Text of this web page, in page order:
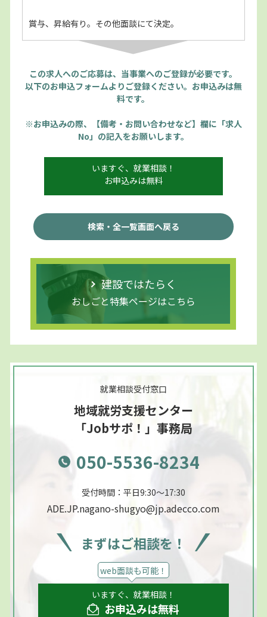
賞与、昇給有り。その他面談にて決定。
この求人へのご応募は、当事業へのご登録が必要です。
以下のお申込フォームよりご登録ください。お申込みは無
料です。
※お申込みの際、【備考・お問い合わせなど】欄に「求人
No」の記入をお願いします。
いますぐ、就業相談！
お申込みは無料
検索・全一覧画面へ戻る
建設ではたらく
おしごと特集ページはこちら
就業相談受付窓口
地域就労支援センター
「Jobサポ！」事務局
050-5536-8234
受付時間：平日9:30～17:30
ADE.JP.nagano-shugyo@jp.adecco.com
まずはご相談を！
web面談も可能！
いますぐ、就業相談！
お申込みは無料